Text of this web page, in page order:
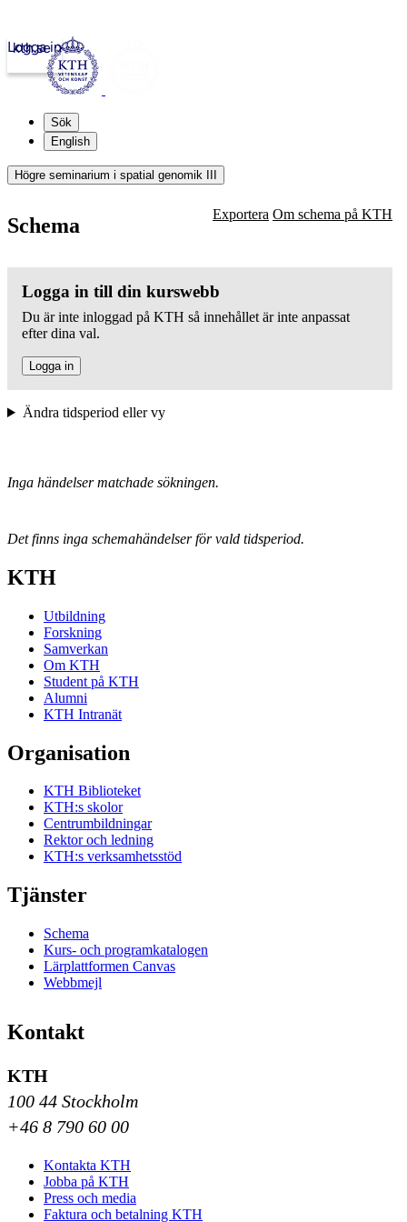
kth.se
Logga in
Sök
English
Högre seminarium i spatial genomik III
Schema Exportera Om schema på KTH
Logga in till din kurswebb
Du är inte inloggad på KTH så innehållet är inte anpassat
efter dina val.
Logga in
Ändra tidsperiod eller vy
Inga händelser matchade sökningen.
Det finns inga schemahändelser för vald tidsperiod.
KTH
Utbildning
Forskning
Samverkan
Om KTH
Student på KTH
Alumni
KTH Intranät
Organisation
KTH Biblioteket
KTH:s skolor
Centrumbildningar
Rektor och ledning
KTH:s verksamhetsstöd
Tjänster
Schema
Kurs- och programkatalogen
Lärplattformen Canvas
Webbmejl
Kontakt
KTH
100 44 Stockholm
+46 8 790 60 00
Kontakta KTH
Jobba på KTH
Press och media
Faktura och betalning KTH